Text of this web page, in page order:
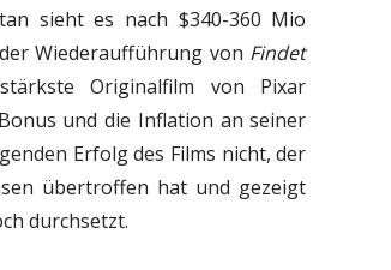
sieht es nach $340-360 Mio
Wiederaufführung von Findet
Originalfilm von Pixar
und die Inflation an seiner
Erfolg des Films nicht, der
übertroffen hat und gezeigt
durchsetzt.